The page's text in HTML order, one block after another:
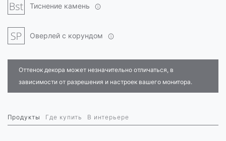
Тиснение камень
Оверлей с корундом
Оттенок декора может незначительно отличаться, в
зависимости от разрешения и настроек вашего монитора.
Продукты Где купить В интерьере